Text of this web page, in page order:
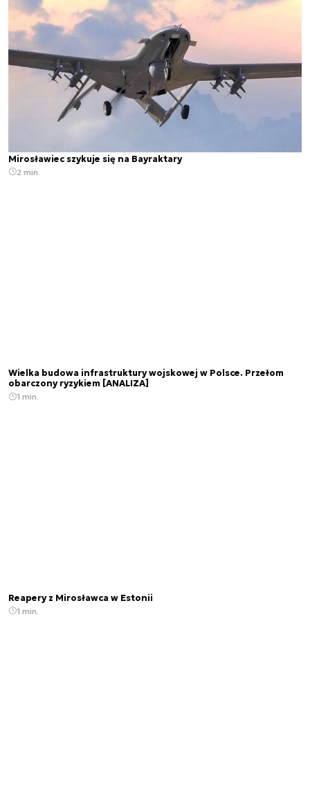
Mirosławiec szykuje się na Bayraktary
2 min.
Wielka budowa infrastruktury wojskowej w Polsce. Przełom
obarczony ryzykiem [ANALIZA]
1 min.
Reapery z Mirosławca w Estonii
1 min.